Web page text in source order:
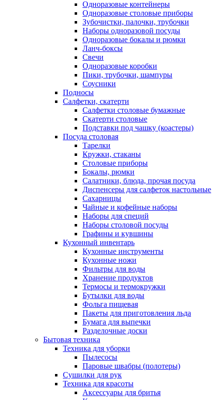
Одноразовые контейнеры
Одноразовые столовые приборы
Зубочистки, палочки, трубочки
Наборы одноразовой посуды
Одноразовые бокалы и рюмки
Ланч-боксы
Свечи
Одноразовые коробки
Пики, трубочки, шампуры
Соусники
Подносы
Салфетки, скатерти
Салфетки столовые бумажные
Скатерти столовые
Подставки под чашку (коастеры)
Посуда столовая
Тарелки
Кружки, стаканы
Столовые приборы
Бокалы, рюмки
Салатники, блюда, прочая посуда
Диспенсеры для салфеток настольные
Сахарницы
Чайные и кофейные наборы
Наборы для специй
Наборы столовой посуды
Графины и кувшины
Кухонный инвентарь
Кухонные инструменты
Кухонные ножи
Фильтры для воды
Хранение продуктов
Термосы и термокружки
Бутылки для воды
Фольга пищевая
Пакеты для приготовления льда
Бумага для выпечки
Разделочные доски
Бытовая техника
Техника для уборки
Пылесосы
Паровые швабры (полотеры)
Сушилки для рук
Техника для красоты
Аксессуары для бритья